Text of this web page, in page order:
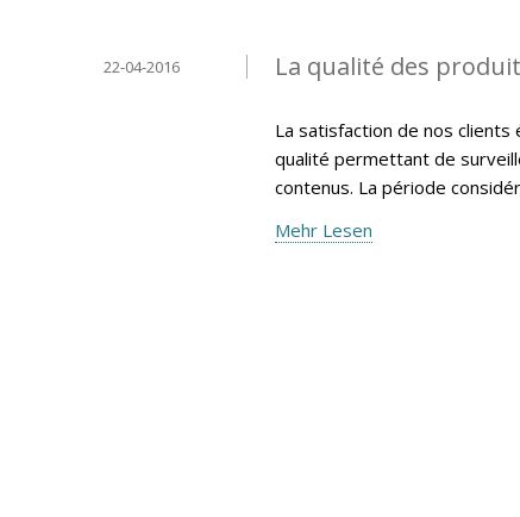
La qualité des
22-04-2016
La satisfaction de nos
qualité permettant de
contenus. La période
Mehr Lesen